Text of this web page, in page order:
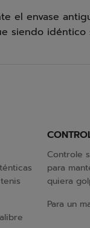
el envase
siendo idéntico
Controle
para
quiera
Para un